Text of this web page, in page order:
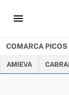
menu
COMARCA PICOS
AMIEVA